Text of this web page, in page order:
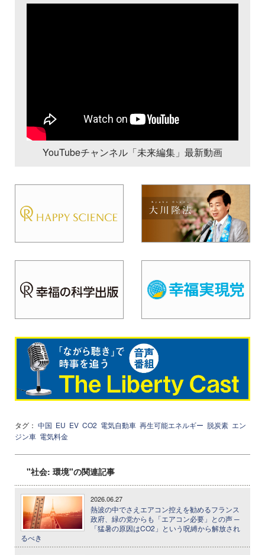
YouTubeチャンネル「未来編集」最新動画
タグ： 中国 EU EV CO2 電気自動車 再生可能エネルギー 脱炭素 エン
ジン車 電気料金
"社会: 環境"の関連記事
2026.06.27
熱波の中でさえエアコン控えを勧めるフランス
政府、緑の党からも「エアコン必要」との声 ─
「猛暑の原因はCO2」という呪縛から解放され
るべき